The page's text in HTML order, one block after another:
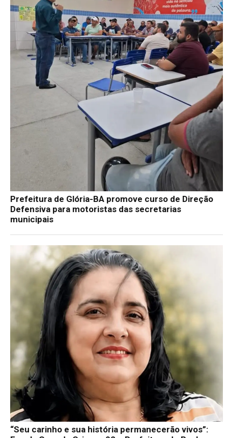
Prefeitura de Glória-BA promove curso de Direção
Defensiva para motoristas das secretarias
municipais
“Seu carinho e sua história permanecerão vivos”: